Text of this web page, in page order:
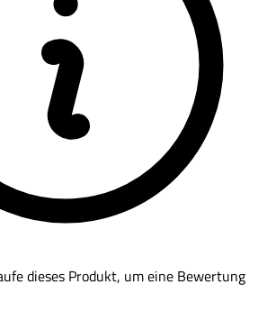
dieses Produkt, um eine Bewertung